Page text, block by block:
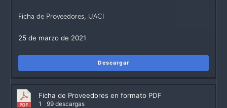
Ficha de Proveedores, UACI
25 de marzo de 2021
Descargar
Ficha de Proveedores en formato PDF
1 99 descargas